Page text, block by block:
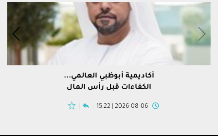
أكاديمية أبوظبي العالمي...
الكفاءات قبل رأس المال
2026-08-06 | 15:22